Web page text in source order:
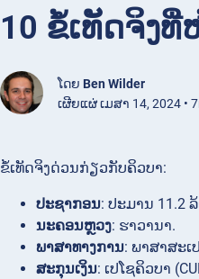
10 ຂໍ້ເທັດຈິງ
ໂດຍ Ben Wilder
ເຜີຍແຜ່ ເມສາ 14, 2024 •
ຂໍ້ເທັດຈິງດ່ວນກ່ຽວກັບຄິວບາ:
ປະຊາກອນ: ປະມານ 11.2
ນະຄອນຫຼວງ: ຮາວານາ.
ພາສາທາງການ: ພາສາສະເ
ສະກຸນເງິນ: ເປໂຊຄິວບາ